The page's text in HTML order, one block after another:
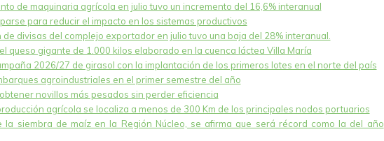
de maquinaria agrícola en julio tuvo un incremento del 16,6% interanual
para reducir el impacto en los sistemas productivos
de divisas del complejo exportador en julio tuvo una baja del 28% interanual.
queso gigante de 1.000 kilos elaborado en la cuenca láctea Villa María
2026/27 de girasol con la implantación de los primeros lotes en el norte del país
agroindustriales en el primer semestre del año
novillos más pesados sin perder eficiencia
agrícola se localiza a menos de 300 Km de los principales nodos portuarios
la siembra de maíz en la Región Núcleo, se afirma que será récord como la del año